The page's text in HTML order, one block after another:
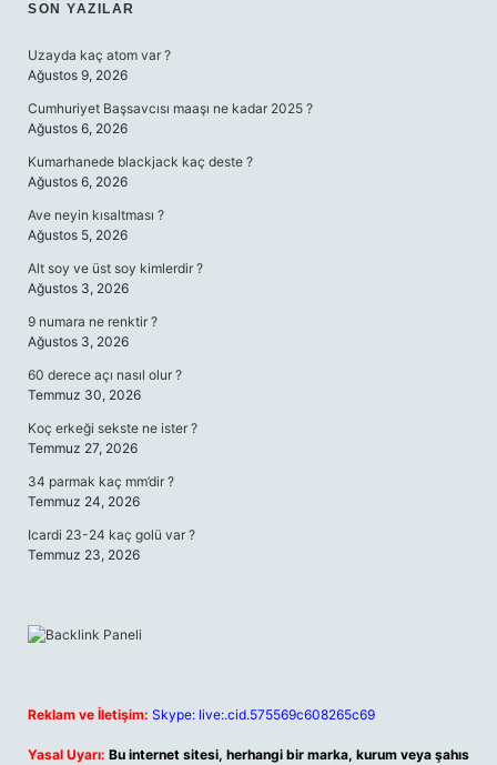
SIDEBAR
SON YAZILAR
Uzayda kaç atom var ?
Ağustos 9, 2026
Cumhuriyet Başsavcısı maaşı ne kadar 2025 ?
Ağustos 6, 2026
Kumarhanede blackjack kaç deste ?
Ağustos 6, 2026
Ave neyin kısaltması ?
Ağustos 5, 2026
Alt soy ve üst soy kimlerdir ?
Ağustos 3, 2026
9 numara ne renktir ?
Ağustos 3, 2026
60 derece açı nasıl olur ?
Temmuz 30, 2026
Koç erkeği sekste ne ister ?
Temmuz 27, 2026
34 parmak kaç mm’dir ?
Temmuz 24, 2026
Icardi 23-24 kaç golü var ?
Temmuz 23, 2026
Reklam ve İletişim: Skype: live:.cid.575569c608265c69
Yasal Uyarı: Bu internet sitesi, herhangi bir marka, kurum veya şahıs